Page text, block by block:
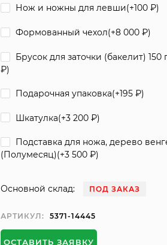
Нож и ножны для левши(+100₽)
Формованный чехол(+8 000₽)
Брусок для заточки (бакелит) 150
₽)
Подарочная упаковка(+195₽)
Шкатулка(+3 200₽)
Подставка для ножа, дерево
(Полумесяц)(+3 500₽)
Основной склад: ПОД ЗАКАЗ
АРТИКУЛ: 5371-14445
ОСТАВИТЬ ЗАЯВКУ